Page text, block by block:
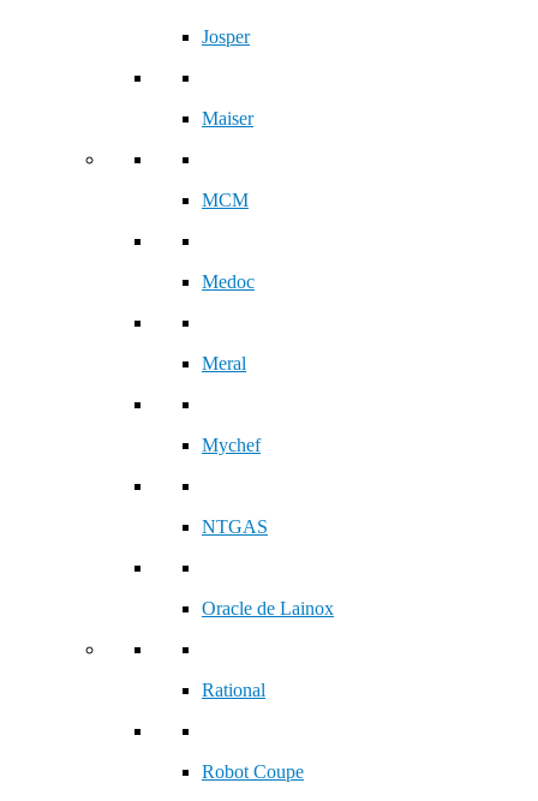
Josper
Maiser
MCM
Medoc
Meral
Mychef
NTGAS
Oracle de Lainox
Rational
Robot Coupe